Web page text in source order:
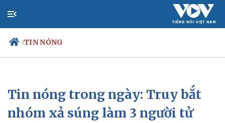
/TIN NÓNG
Chính trị
Đảng
Tổ chức nhân sự
Xã hội
Tin nóng trong ngày: Truy bắt
nhóm xả súng làm 3 người tử